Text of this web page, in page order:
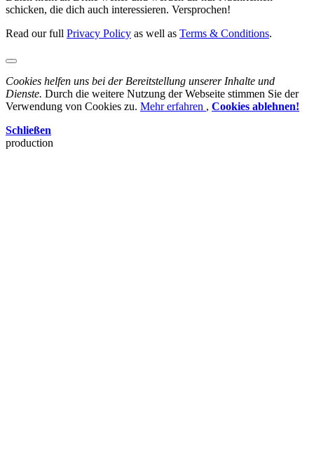
schicken, die dich auch interessieren. Versprochen!
Read our full Privacy Policy as well as Terms & Conditions.
Cookies helfen uns bei der Bereitstellung unserer Inhalte und
Dienste. Durch die weitere Nutzung der Webseite stimmen Sie der
Verwendung von Cookies zu. Mehr erfahren , Cookies ablehnen!
Schließen
production